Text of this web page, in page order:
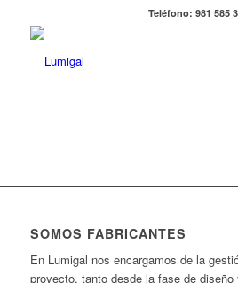
Teléfono: 981 585
SOMOS FABRICANTES
En Lumigal nos encargamos de la
proyecto, tanto desde la fase de